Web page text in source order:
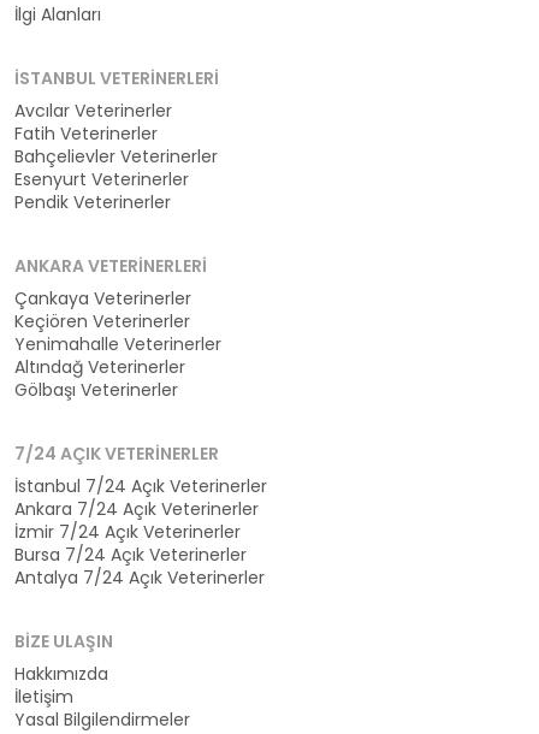
İlgi Alanları
İSTANBUL VETERINERLERI
Avcılar Veterinerler
Fatih Veterinerler
Bahçelievler Veterinerler
Esenyurt Veterinerler
Pendik Veterinerler
ANKARA VETERINERLERI
Çankaya Veterinerler
Keçiören Veterinerler
Yenimahalle Veterinerler
Altındağ Veterinerler
Gölbaşı Veterinerler
7/24 AÇIK VETERINERLER
İstanbul 7/24 Açık Veterinerler
Ankara 7/24 Açık Veterinerler
İzmir 7/24 Açık Veterinerler
Bursa 7/24 Açık Veterinerler
Antalya 7/24 Açık Veterinerler
BIZE ULAŞIN
Hakkımızda
İletişim
Yasal Bilgilendirmeler